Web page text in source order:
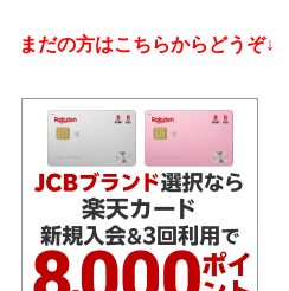
まだの方はこちらからどうぞ↓